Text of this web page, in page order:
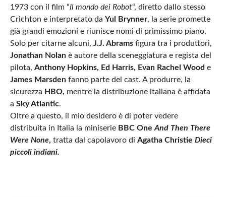
1973 con il film “Il mondo dei Robot“, diretto dallo stesso
Crichton e interpretato da Yul Brynner, la serie promette
già grandi emozioni e riunisce nomi di primissimo piano.
Solo per citarne alcuni, J.J. Abramsfigura tra i produttori,
Jonathan Nolan è autore della sceneggiatura e regista del
pilota, Anthony Hopkins, Ed Harris, Evan Rachel Wood e
James Marsdenfanno parte del cast. A produrre, la
sicurezza HBO, mentre la distribuzione italiana è affidata
a Sky Atlantic.
Oltre a questo, il mio desidero è di poter vedere
distribuita in Italia la miniserie BBC One And Then There
Were None, tratta dal capolavoro di Agatha Christie Dieci
piccoli indiani.